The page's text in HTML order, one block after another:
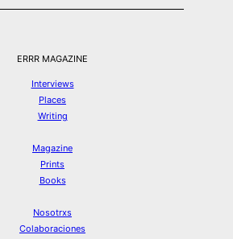
ERRR MAGAZINE
Interviews
Places
Writing
Magazine
Prints
Books
Nosotrxs
Colaboraciones